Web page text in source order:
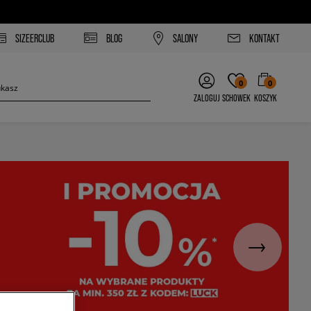
SIZEERCLUB BLOG SALONY KONTAKT
ZALOGUJ
0
SCHOWEK
0
KOSZYK